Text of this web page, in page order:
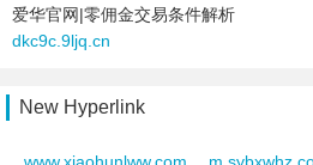
zk31.6bbk.cn
zmb4j.6bbk.cn
爱华官网|零佣金交易条件解析
dkc9c.9ljq.cn
New Hyperlink